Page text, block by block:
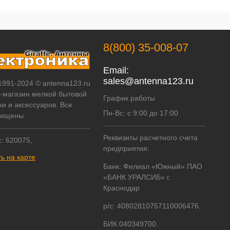
2024 © antenna123.ru
магазин мелкой бытовой
и аксессуаров. Все
620075,
на карте
8(800) 35-008-07
Email:
sales@antenna123.ru
График работы
Пн-Вс: с 9:00 до 17:00
Реквизиты расчетного счета
предприятия:
Банк: Филиал «Южный» ПАО
«БАНК УРАЛСИБ» г.
Краснодар
р/с: 40802810757110006476.
БИК 040349700.